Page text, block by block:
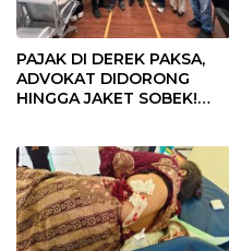
PAJAK DI DEREK PAKSA,
ADVOKAT DIDORONG
HINGGA JAKET SOBEK!
Pekanbaru!